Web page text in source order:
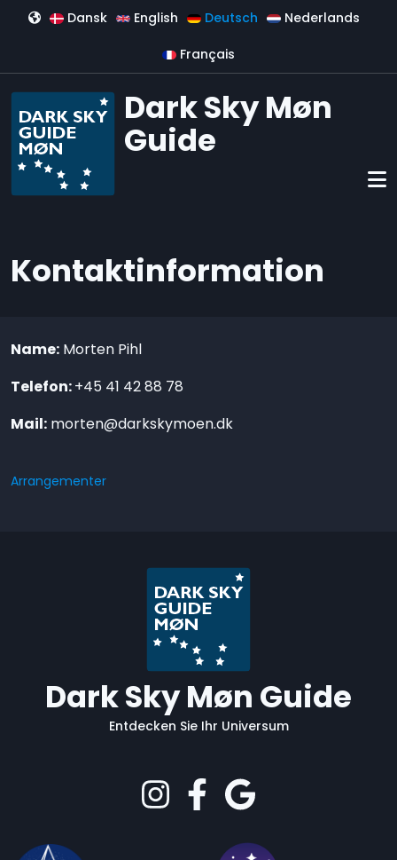
Direkt zum Inhalt
Dansk English Deutsch Nederlands
Français
Dark Sky Møn
Guide
Kontaktinformation
Name: Morten Pihl
Telefon:+45 41 42 88 78
Mail: morten@darkskymoen.dk
Arrangementer
Dark Sky Møn Guide
Entdecken Sie Ihr Universum